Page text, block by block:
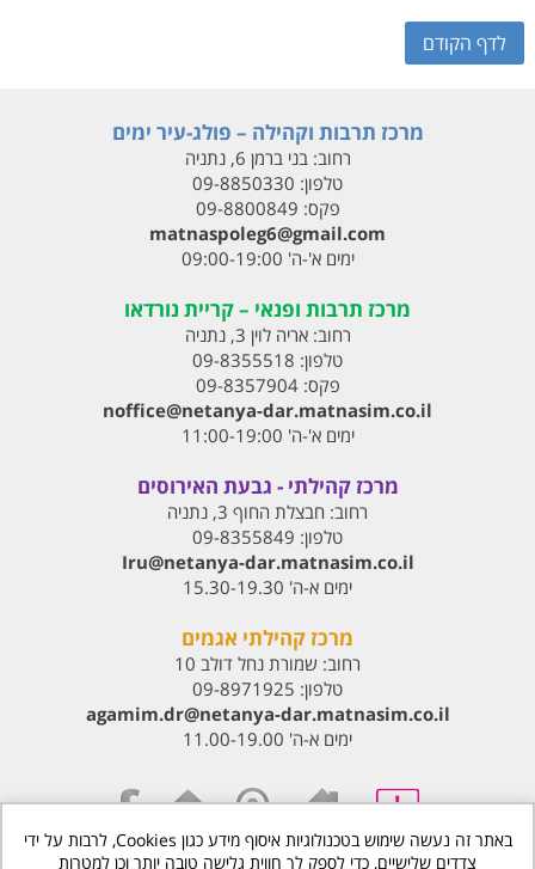
לדף הקודם
מרכז תרבות וקהילה – פולג-עיר ימים
רחוב:בני ברמן 6, נתניה
טלפון: 09-8850330
פקס: 09-8800849
matnaspoleg6@gmail.com
ימים א'-ה' 09:00-19:00
מרכז תרבות ופנאי – קריית נורדאו
רחוב:אריה לוין 3, נתניה
טלפון: 09-8355518
פקס:09-8357904
noffice@netanya-dar.matnasim.co.il
ימים א'-ה' 11:00-19:00
מרכז קהילתי - גבעת האירוסים
רחוב: חבצלת החוף 3, נתניה
טלפון: 09-8355849
Iru@netanya-dar.matnasim.co.il‏
ימים א-ה' 15.30-19.30
מרכז קהילתי אגמים
רחוב: שמורת נחל דולב 10
טלפון: 09-8971925
agamim.dr@netanya-dar.matnasim.co.il‏
ימים א-ה' 11.00-19.00
באתר זה נעשה שימוש בטכנולוגיות איסוף מידע כגון Cookies, לרבות על ידי
צדדים שלישיים, כדי לספק לך חווית גלישה טובה יותר וכן למטרות